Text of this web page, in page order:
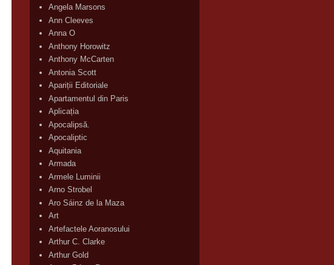
Angela Marsons
Ann Cleeves
Anna O
Anthony Horowitz
Anthony McCarten
Antonia Scott
Apariții Editoriale
Apartamentul din Paris
Aplicația
Apocalipsă.
Apocaliptic
Aquitania
Armada
Armele Luminii
Arno Strobel
Aro Sáinz de la Maza
Art
Artefactele Aoranosului
Arthur C. Clarke
Arthur Gold